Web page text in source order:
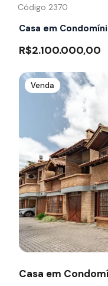
Código 2370
Casa em
R$2.100.000,00
Venda
Casa em